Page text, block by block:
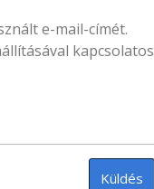
e-mail-címét.
kapcsolatos
Küldés